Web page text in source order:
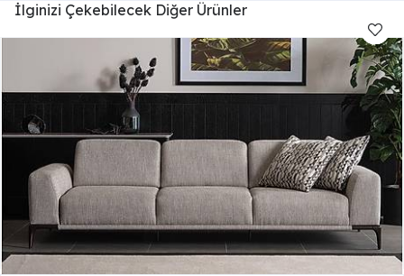
İlginizi Çekebilecek Diğer Ürünler